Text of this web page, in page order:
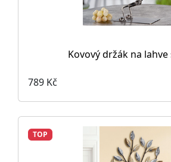
Kovový držák na
789 Kč
TOP